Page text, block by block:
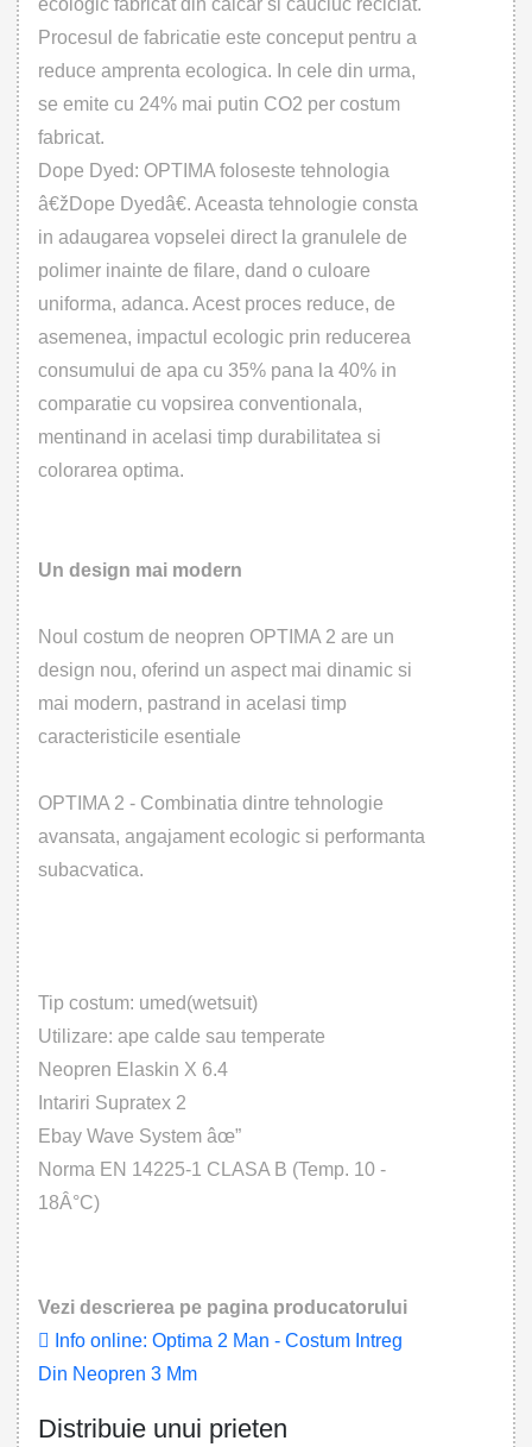
ecologic fabricat din calcar si cauciuc reciclat.
Procesul de fabricatie este conceput pentru a
reduce amprenta ecologica. In cele din urma,
se emite cu 24% mai putin CO2 per costum
fabricat.
Dope Dyed: OPTIMA foloseste tehnologia
â€žDope Dyedâ€. Aceasta tehnologie consta
in adaugarea vopselei direct la granulele de
polimer inainte de filare, dand o culoare
uniforma, adanca. Acest proces reduce, de
asemenea, impactul ecologic prin reducerea
consumului de apa cu 35% pana la 40% in
comparatie cu vopsirea conventionala,
mentinand in acelasi timp durabilitatea si
colorarea optima.
Un design mai modern
Noul costum de neopren OPTIMA 2 are un
design nou, oferind un aspect mai dinamic si
mai modern, pastrand in acelasi timp
caracteristicile esentiale
OPTIMA 2 - Combinatia dintre tehnologie
avansata, angajament ecologic si performanta
subacvatica.
Tip costum: umed(wetsuit)
Utilizare: ape calde sau temperate
Neopren Elaskin X 6.4
Intariri Supratex 2
Ebay Wave System âœ”
Norma EN 14225-1 CLASA B (Temp. 10 -
18Â°C)
Vezi descrierea pe pagina producatorului
Info online: Optima 2 Man - Costum Intreg
Din Neopren 3 Mm
Distribuie unui prieten